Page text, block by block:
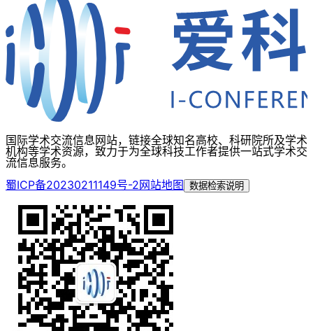
国际学术交流信息网站，链接全球知名高校、科研院所及学术
机构等学术资源，致力于为全球科技工作者提供一站式学术交
流信息服务。
蜀ICP备20230211149号-2网站地图 数据检索说明